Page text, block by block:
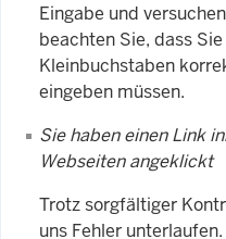
Eingabe und
beachten Sie, dass
Kleinbuchstaben
eingeben müssen.
Sie haben einen Link
Webseiten angeklickt
Trotz sorgfältiger
uns Fehler